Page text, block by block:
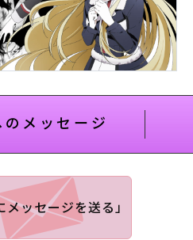
のメッセージ
メッセージを送る」